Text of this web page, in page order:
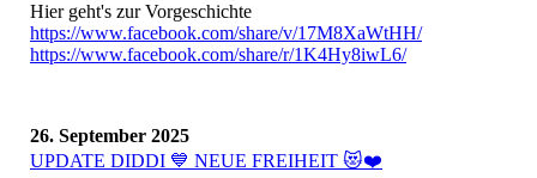
Hier geht's zur Vorgeschichte
https://www.facebook.com/share/v/17M8XaWtHH/
https://www.facebook.com/share/r/1K4Hy8iwL6/
26. September 2025
UPDATE DIDDI 💙 NEUE FREIHEIT 😻❤️